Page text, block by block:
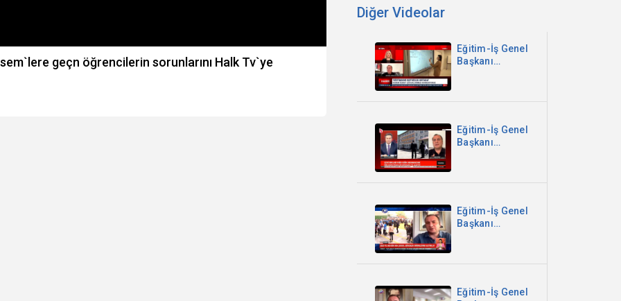
Diğer Videolar
Eğitim-İş Genel
Başkanı
Koza TV
Eğitim-İş Genel
Başkanı
Eğitim-İş Genel
Başkanı
Birimlerine
Getirildi -
Eğitim-İş Genel
geçn öğrencilerin sorunlarını Halk Tv`ye